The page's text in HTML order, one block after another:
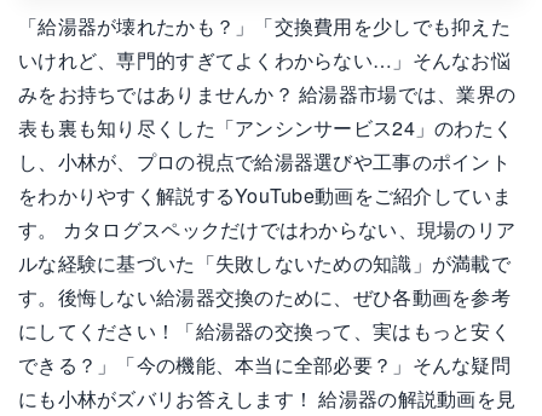
「給湯器が壊れたかも？」「交換費用を少しでも抑えた
いけれど、専門的すぎてよくわからない…」そんなお悩
みをお持ちではありませんか？ 給湯器市場では、業界の
表も裏も知り尽くした「アンシンサービス24」のわたく
し、小林が、プロの視点で給湯器選びや工事のポイント
をわかりやすく解説するYouTube動画をご紹介していま
す。 カタログスペックだけではわからない、現場のリア
ルな経験に基づいた「失敗しないための知識」が満載で
す。後悔しない給湯器交換のために、ぜひ各動画を参考
にしてください！「給湯器の交換って、実はもっと安く
できる？」「今の機能、本当に全部必要？」そんな疑問
にも小林がズバリお答えします！ 給湯器の解説動画を見